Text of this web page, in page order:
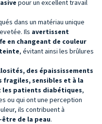
pour un excellent travail
dans un matériau unique
Ils avertissent
en changeant de couleur
, évitant ainsi les brûlures
des épaississements
fragiles, sensibles et à la
les patients diabétiques,
ou qui ont une perception
ils contribuent à
de la peau.